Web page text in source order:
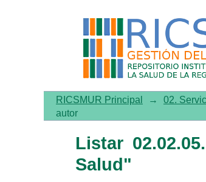
Listar 02.02.05.
RICSMUR Principal → 02.
autor
Listar
Salud"